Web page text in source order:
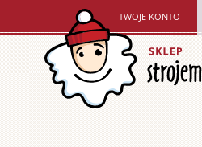
TWOJE KONTO